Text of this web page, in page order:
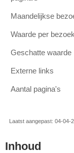
Maandelijkse
Waarde per
Geschatte waarde
Externe links
Aantal pagina's
Laatst aangepast: 04-04-
Inhoud